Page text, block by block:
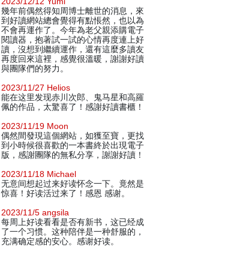
幾年前偶然得知周博士離世的消息，來
到好讀網站總會覺得有點悵然，也以為
不會再運作了。今年為老父親添購電子
閱讀器，抱著試一試的心情再度連上好
讀，沒想到繼續運作，還有這麼多讀友
再度回來這裡，感覺很溫暖，謝謝好讀
與團隊們的努力。
2023/11/27 Helios
能在这里发现赤川次郎、鬼马星和高羅
佩的作品，太驚喜了！感謝好讀書櫃！
2023/11/19 Moon
偶然間發現這個網站，如獲至寶，更找
到小時候很喜歡的一本書終於出現電子
版，感謝團隊的無私分享，謝謝好讀！
2023/11/18 Michael
无意间想起过来好读怀念一下。竟然是
惊喜！好读活过来了！感恩 感谢。
2023/11/5 angsila
每周上好读看看是否有新书，这已经成
了一个习惯。这种陪伴是一种舒服的，
充满确定感的安心。感谢好读。